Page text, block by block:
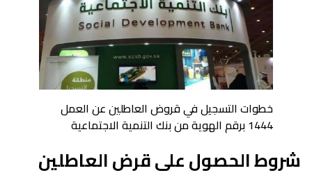
خطوات التسجيل في قروض العاطلين عن العمل
1444 برقم الهوية من بنك التنمية الاجتماعية
شروط الحصول على قرض العاطلين